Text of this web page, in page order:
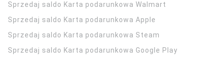
Sprzedaj saldo Karta podarunkowa Walmart
Sprzedaj saldo Karta podarunkowa Apple
Sprzedaj saldo Karta podarunkowa Steam
Sprzedaj saldo Karta podarunkowa Google Play